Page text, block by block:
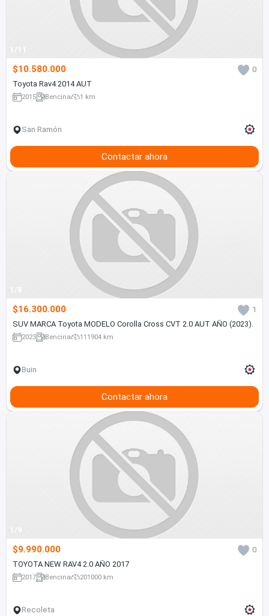
1/11
$10.580.000
0
Toyota Rav4 2014 AUT
2015 Bencina 1 km
San Ramón
Contactar ahora
1/8
$16.300.000
1
SUV MARCA Toyota MODELO Corolla Cross CVT 2.0 AUT AÑO (2023).
2023 Bencina 111904 km
Buin
Contactar ahora
1/9
$9.990.000
0
TOYOTA NEW RAV4 2.0 AÑO 2017
2017 Bencina 201000 km
Recoleta